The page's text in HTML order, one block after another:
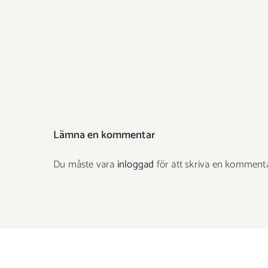
Lämna en kommentar
Du måste vara inloggad för att skriva en